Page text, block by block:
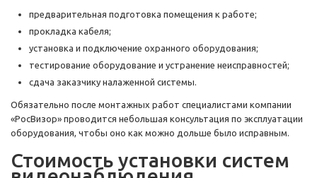
предварительная подготовка помещения к работе;
прокладка кабеля;
установка и подключение охранного оборудования;
тестирование оборудование и устранение неисправностей;
сдача заказчику налаженной системы.
Обязательно после монтажных работ специалистами компании
«РосВизор» проводится небольшая консультация по эксплуатации
оборудования, чтобы оно как можно дольше было исправным.
Стоимость установки систем